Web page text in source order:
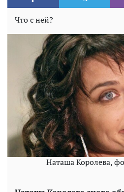
Что с ней?
Наташа Королева,